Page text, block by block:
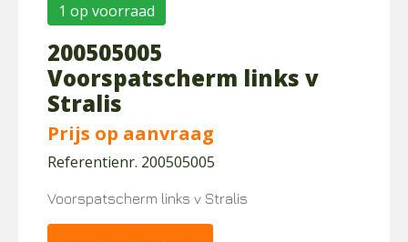
1 op voorraad
200505005
Voorspatscherm links v
Stralis
Prijs op aanvraag
Referentienr. 200505005
Voorspatscherm links v Stralis